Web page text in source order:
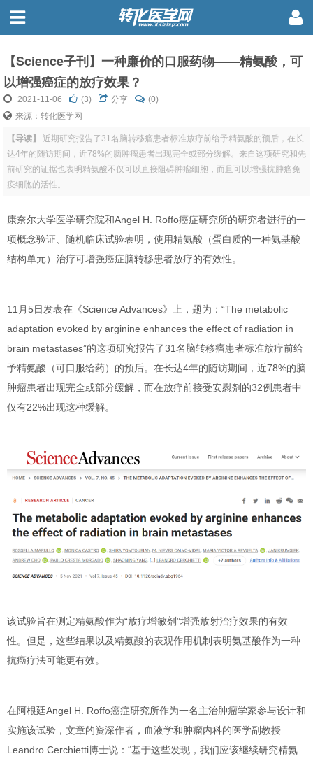
【Science子刊】一种廉价的口服药物——精氨酸，可
以增强癌症的放疗效果？
2021-11-06 (3) 分享
(0)
来源：转化医学网
【导读】
近期研究报告了31名脑转移瘤患者标准放疗前给予精氨酸的预后，在长
达4年的随访期间，近78%的脑肿瘤患者出现完全或部分缓解。来自这项研究和先
前研究的证据也表明精氨酸不仅可以直接阻碍肿瘤细胞，而且可以增强抗肿瘤免
疫细胞的活性。
康奈尔大学医学研究院和Angel H. Roffo癌症研究所的研究者进行的一
项概念验证、随机临床试验表明，使用精氨酸 （蛋白质的一种氨基酸
结构单元）治疗可增强癌症脑转移患者放疗的有效性。
11月5日发表在《Science Advances》上，题为：“The metabolic
adaptation evoked by arginine enhances the effect of radiation in
brain metastases”的这项研究报告了31名脑转移瘤患者标准放疗前给
予精氨酸 （可口服给药）的预后。在长达4年的随访期间，近78%的脑
肿瘤患者出现完全或部分缓解，而在放疗前接受安慰剂的32例患者中
仅有22%出现这种缓解。
该试验旨在测定精氨酸作为“放疗增敏剂”增强放射治疗效果的有效
性。但是，这些结果以及精氨酸的表观作用机制表明氨基酸作为一种
抗癌疗法可能更有效。
在阿根廷Angel H. Roffo癌症研究所作为一名主治肿瘤学家参与设计和
实施该试验，文章的资深作者，血液学和肿瘤内科的医学副教授
Leandro Cerchietti博士说：“基于这些发现，我们应该继续研究精氨